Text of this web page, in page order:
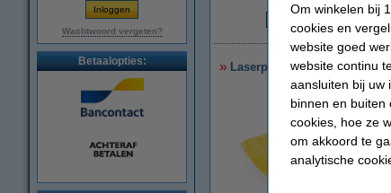
Wachtwoord vergeten?
Betaalopties: Laserprinter reinigingsdoek
Om winkelen bij
cookies en
website goed
website continu
aansluiten bij uw
binnen en buiten
cookies, hoe ze
om akkoord te
analytische